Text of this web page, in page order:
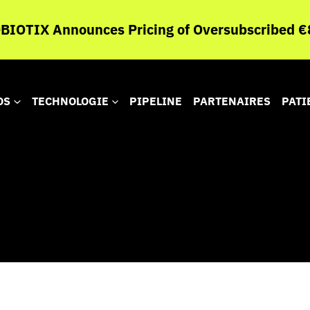
de phase 2 evaluant JNJ-1900 (NBTXR3)
TECHNOLOGIE PIPELINE PARTENAIRES